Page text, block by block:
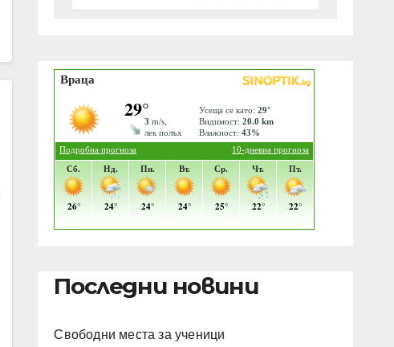
Последни новини
Свободни места за ученици